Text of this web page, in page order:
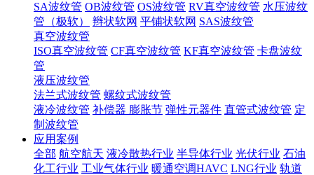
SA波纹管 OB波纹管 OS波纹管 RV真空波纹管 水压波纹
管（极软）
辫状软网 平铺状软网 SAS波纹管
真空波纹管
ISO真空波纹管 CF真空波纹管 KF真空波纹管 卡盘波纹
管
液压波纹管
法兰式波纹管 螺纹式波纹管
液冷波纹管 补偿器 膨胀节 弹性元器件 直管式波纹管 定
制波纹管
应用案例
全部 航空航天 液冷散热行业 半导体行业 光伏行业 石油
化工行业 工业气体行业 暖通空调HAVC LNG行业 轨道